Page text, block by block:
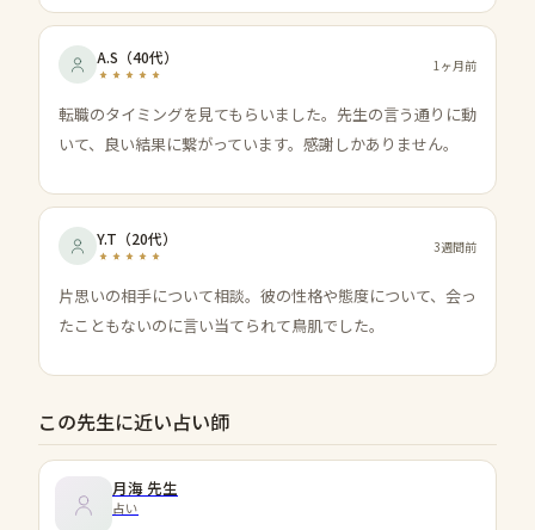
A.S （40代） 1ヶ月前
転職のタイミングを見てもらいました。先生の言う通りに動
いて、良い結果に繋がっています。感謝しかありません。
Y.T （20代） 3週間前
片思いの相手について相談。彼の性格や態度について、会っ
たこともないのに言い当てられて鳥肌でした。
この先生に近い占い師
月海 先生
占い